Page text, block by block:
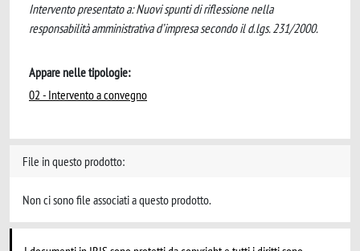
Intervento presentato a: Nuovi spunti di riflessione nella
responsabilità amministrativa d’impresa secondo il d.lgs. 231/2000.
Appare nelle tipologie:
02 - Intervento a convegno
File in questo prodotto:
Non ci sono file associati a questo prodotto.